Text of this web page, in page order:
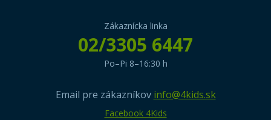
Zákaznícka linka
02/3305 6447
Po–Pi 8–16:30 h
Email pre zákazníkov info@4kids.sk
Facebook 4Kids